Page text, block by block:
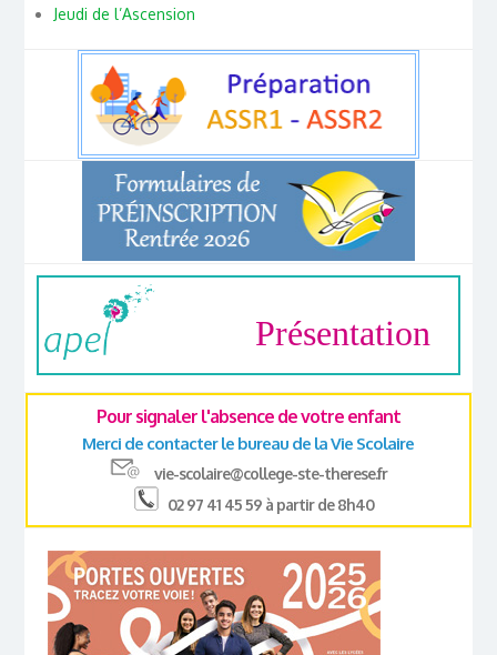
Jeudi de l’Ascension
Présentation
Pour signaler l'absence de votre enfant
Merci de contacter le bureau de la Vie Scolaire
vie-scolaire@college-ste-therese.fr
02 97 41 45 59 à partir de 8h40